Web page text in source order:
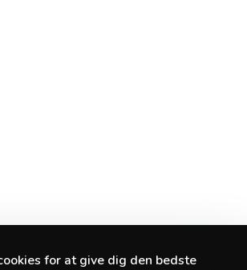
for at give dig den bedste